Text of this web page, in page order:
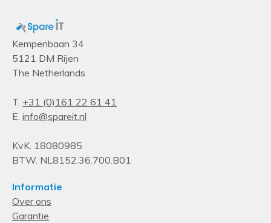
Kempenbaan 34
5121 DM Rijen
The Netherlands
T. +31 (0)161 22 61 41
E. info@spareit.nl
KvK. 18080985
BTW. NL8152.36.700.B01
Informatie
Over ons
Garantie